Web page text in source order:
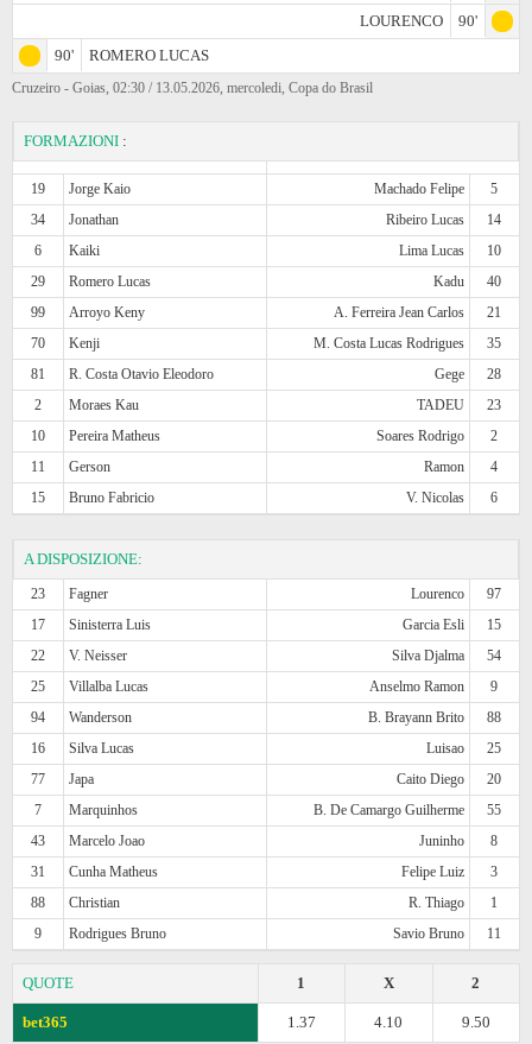
LOURENCO
90'
90'
ROMERO LUCAS
Cruzeiro - Goias, 02:30 / 13.05.2026, mercoledi, Copa do Brasil
FORMAZIONI :
19 Jorge Kaio Machado Felipe
5
34
Jonathan Ribeiro Lucas
14
6
Kaiki Lima Lucas
10
29
Romero Lucas Kadu
40
99
Arroyo Keny A. Ferreira Jean Carlos
21
70
Kenji M. Costa Lucas Rodrigues
35
81
R. Costa Otavio Eleodoro Gege
28
2
Moraes Kau TADEU
23
10
Pereira Matheus Soares Rodrigo
2
11
Gerson Ramon
4
15
Bruno Fabricio V. Nicolas 6
A DISPOSIZIONE:
23 Fagner Lourenco
97
17
Sinisterra Luis Garcia Esli
15
22
V. Neisser Silva Djalma
54
25
Villalba Lucas Anselmo Ramon
9
94
Wanderson B. Brayann Brito
88
16
Silva Lucas Luisao
25
77
Japa Caito Diego
20
7
Marquinhos B. De Camargo Guilherme
55
43
Marcelo Joao Juninho
8
31
Cunha Matheus Felipe Luiz
3
88
Christian R. Thiago
1
9
Rodrigues Bruno Savio Bruno 11
QUOTE 2
X
1
bet365 9.50
4.10
1.37